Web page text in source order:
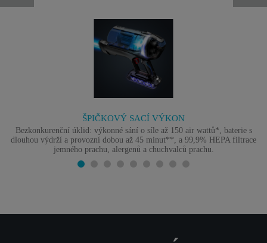
ŠPIČKOVÝ SACÍ VÝKON
Bezkonkurenční úklid: výkonné sání o síle až 150 air wattů*, baterie s
dlouhou výdrží a provozní dobou až 45 minut**, a 99,9% HEPA filtrace
jemného prachu, alergenů a chuchvalců prachu.